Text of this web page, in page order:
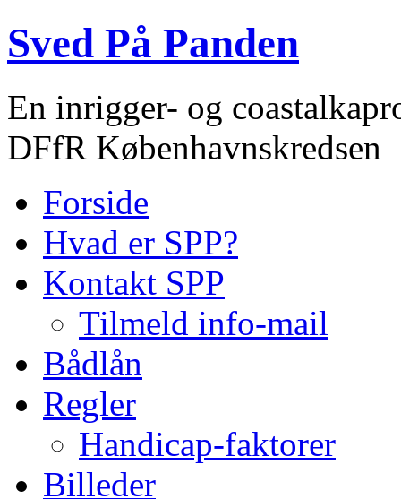
Sved På Panden
En inrigger- og
DFfR Københavnskredsen
Forside
Hvad er SPP?
Kontakt SPP
Tilmeld info-mail
Bådlån
Regler
Handicap-faktorer
Billeder